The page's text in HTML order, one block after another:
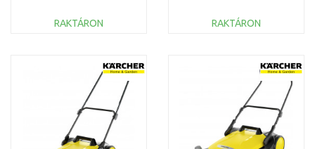
RAKTÁRON
Összehasonlítás
RAKTÁRON
Összehasonlítás